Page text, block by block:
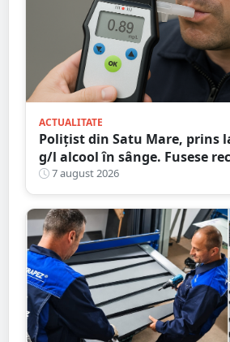
ACTUALITATE
Polițist din Satu Mare, prins
g/l alcool în sânge. Fusese
că circula pe contrasens
7 august 2026